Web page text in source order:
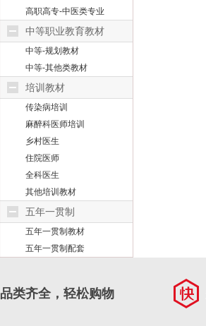
高职高专-中医类专业
中等职业教育教材
中等-规划教材
中等-其他类教材
培训教材
传染病培训
麻醉科医师培训
乡村医生
住院医师
全科医生
其他培训教材
五年一贯制
五年一贯制教材
五年一贯制配套
品类齐全，轻松购物